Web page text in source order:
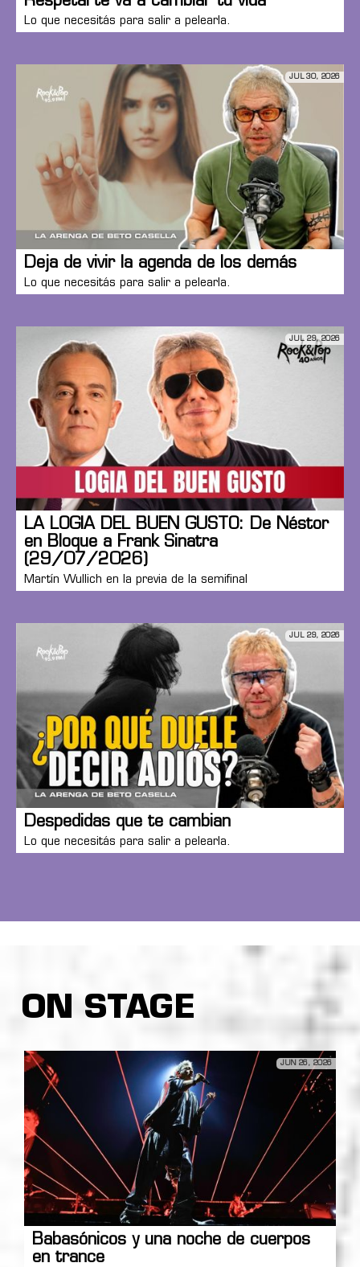
Lo que necesitás para salir a pelearla.
JUL 30, 2026
Deja de vivir la agenda de los demás
Lo que necesitás para salir a pelearla.
JUL 29, 2026
LA LOGIA DEL BUEN GUSTO: De Néstor
en Bloque a Frank Sinatra
(29/07/2026)
Martín Wullich en la previa de la semifinal
JUL 29, 2026
Despedidas que te cambian
Lo que necesitás para salir a pelearla.
ON STAGE
JUN 26, 2026
Babasónicos y una noche de cuerpos
en trance